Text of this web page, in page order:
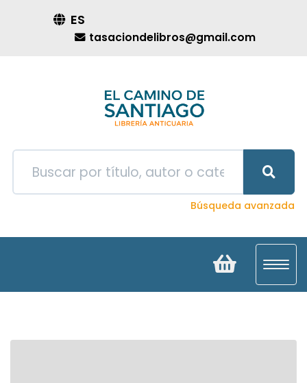
ES
tasaciondelibros@gmail.com
Búsqueda avanzada